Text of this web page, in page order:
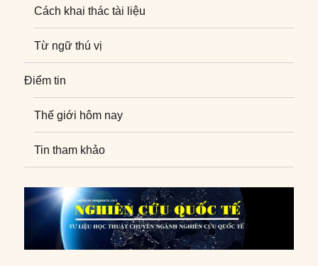
Cách khai thác tài liệu
Từ ngữ thú vị
Điểm tin
Thế giới hôm nay
Tin tham khảo